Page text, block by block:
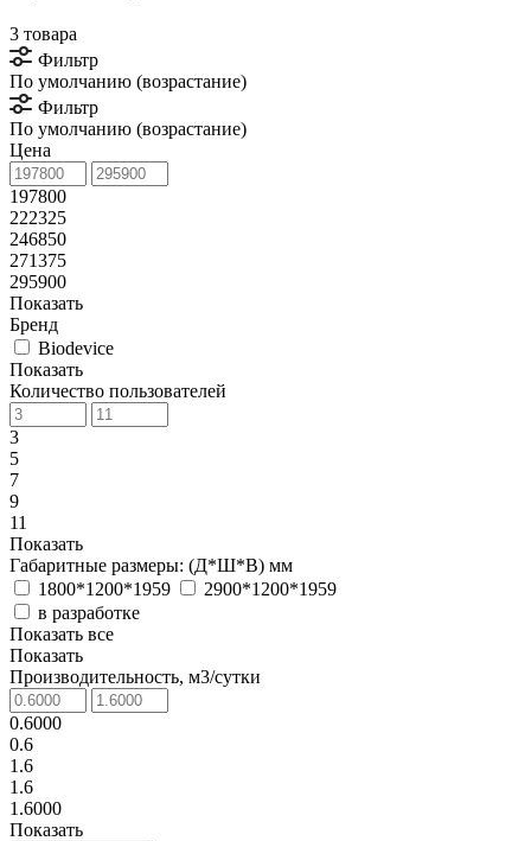
3 товара
Фильтр
По умолчанию (возрастание)
Фильтр
По умолчанию (возрастание)
Цена
197800
222325
246850
271375
295900
Показать
Бренд
Biodevice
Показать
Количество пользователей
3
5
7
9
11
Показать
Габаритные размеры: (Д*Ш*В) мм
1800*1200*1959
2900*1200*1959
в разработке
Показать все
Показать
Производительность, м3/сутки
0.6000
0.6
1.6
1.6
1.6000
Показать